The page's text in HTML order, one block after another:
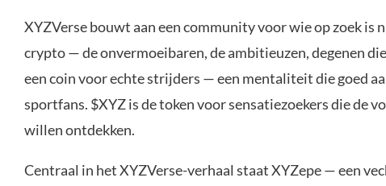
XYZVerse bouwt aan een community voor wie op zoek is
crypto — de onvermoeibaren, de ambitieuzen, degenen
een coin voor echte strijders — een mentaliteit die goed
sportfans. $XYZ is de token voor sensatiezoekers die de
willen ontdekken.
Centraal in het XYZVerse-verhaal staat XYZepe — een